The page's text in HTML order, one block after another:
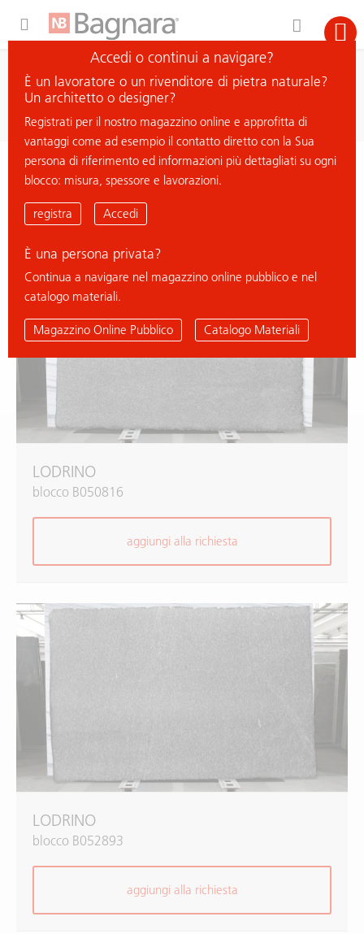
cerca materiale
< ritorna all'elenco
LODRINO
LODRINO
blocco B050816
aggiungi alla richiesta
LODRINO
blocco B052893
aggiungi alla richiesta
Accedi o continui a navigare?
È un lavoratore o un rivenditore di pietra naturale?
Un architetto o designer?
Registrati per il nostro magazzino online e approfitta di
vantaggi come ad esempio il contatto diretto con la Sua
persona di riferimento ed informazioni più dettagliati su ogni
blocco: misura, spessore e lavorazioni.
registra Accedi
È una persona privata?
Continua a navigare nel magazzino online pubblico e nel
catalogo materiali.
Magazzino Online Pubblico Catalogo Materiali